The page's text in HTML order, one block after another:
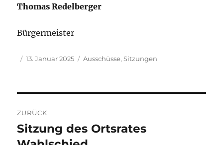
Thomas Redelberger
Bürgermeister
AutorVeröffentlicht
13. Januar 2025 Kategorien
Ausschüsse,Sitzungen
ZURÜCK
Vorheriger
Beitrag:
Sitzung des Ortsrates